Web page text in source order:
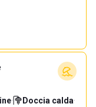
· Doccia calda·